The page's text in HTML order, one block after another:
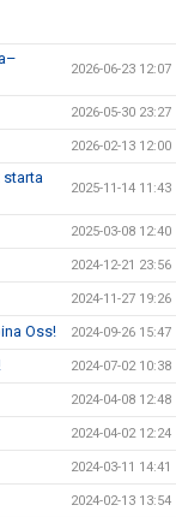
2026-06-23 12:07
2026-05-30 23:27
2026-02-13 12:00
2025-11-14 11:43
2025-03-08 12:40
2024-12-21 23:56
2024-11-27 19:26
Oss! 2024-09-26 15:47
2024-07-02 10:38
2024-04-08 12:48
2024-04-02 12:24
2024-03-11 14:41
2024-02-13 13:54